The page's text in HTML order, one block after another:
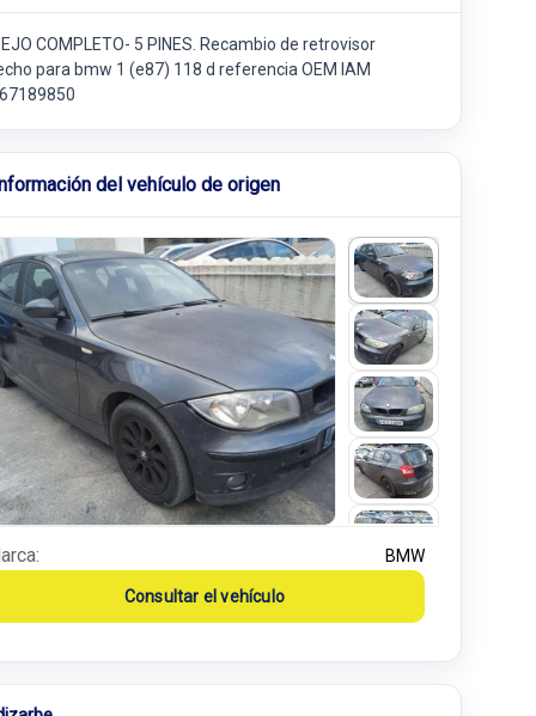
COMPLETO- 5 PINES. Recambio de retrovisor
para bmw 1 (e87) 118 d referencia OEM IAM
del vehículo de origen
BMW
Consultar el vehículo